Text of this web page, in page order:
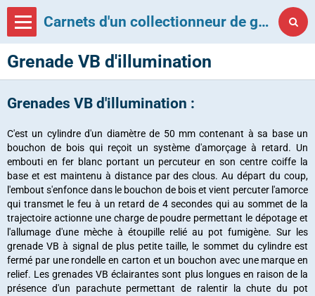
Carnets d'un collectionneur de grenades françaises
Grenade VB d'illumination
Grenades VB d'illumination :
C'est un cylindre d'un diamètre de 50 mm contenant à sa base un
bouchon de bois qui reçoit un système d'amorçage à retard. Un
embouti en fer blanc portant un percuteur en son centre coiffe la
base et est maintenu à distance par des clous. Au départ du coup,
l'embout s'enfonce dans le bouchon de bois et vient percuter l'amorce
qui transmet le feu à un retard de 4 secondes qui au sommet de la
trajectoire actionne une charge de poudre permettant le dépotage et
l'allumage d'une mèche à étoupille relié au pot fumigène. Sur les
grenade VB à signal de plus petite taille, le sommet du cylindre est
fermé par une rondelle en carton et un bouchon avec une marque en
relief. Les grenades VB éclairantes sont plus longues en raison de la
présence d'un parachute permettant de ralentir la chute du pot